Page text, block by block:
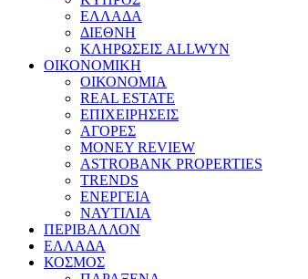
ΕΛΛΑΔΑ
ΔΙΕΘΝΗ
ΚΛΗΡΩΣΕΙΣ ALLWYN
ΟΙΚΟΝΟΜΙΚΗ
ΟΙΚΟΝΟΜΙΑ
REAL ESTATE
ΕΠΙΧΕΙΡΗΣΕΙΣ
ΑΓΟΡΕΣ
MONEY REVIEW
ASTROBANK PROPERTIES
TRENDS
ΕΝΕΡΓΕΙΑ
ΝΑΥΤΙΛΙΑ
ΠΕΡΙΒΑΛΛΟΝ
ΕΛΛΑΔΑ
ΚΟΣΜΟΣ